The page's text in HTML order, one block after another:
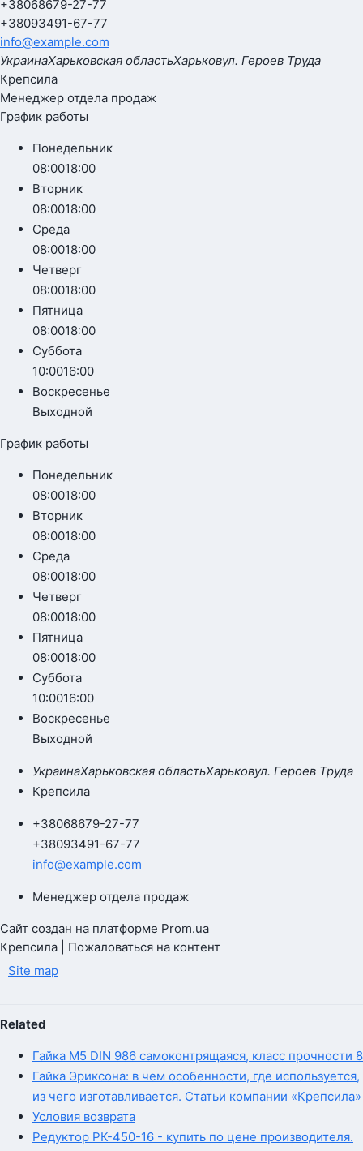
+38068679-27-77
+38093491-67-77
info@example.com
УкраинаХарьковская областьХарьковул. Героев Труда
Крепсила
Менеджер отдела продаж
График работы
Понедельник
08:0018:00
Вторник
08:0018:00
Среда
08:0018:00
Четверг
08:0018:00
Пятница
08:0018:00
Суббота
10:0016:00
Воскресенье
Выходной
График работы
Понедельник
08:0018:00
Вторник
08:0018:00
Среда
08:0018:00
Четверг
08:0018:00
Пятница
08:0018:00
Суббота
10:0016:00
Воскресенье
Выходной
УкраинаХарьковская областьХарьковул. Героев Труда
Крепсила
+38068679-27-77
+38093491-67-77
info@example.com
Менеджер отдела продаж
Сайт создан на платформе Prom.ua
Крепсила | Пожаловаться на контент
Site map
Related
Гайка М5 DIN 986 самоконтрящаяся, класс прочности 8
Гайка Эриксона: в чем особенности, где используется,
из чего изготавливается. Статьи компании «Крепсила»
Условия возврата
Редуктор РК-450-16 - купить по цене производителя.